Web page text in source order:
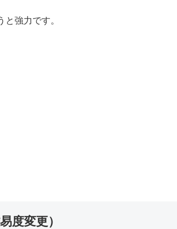
強力です。
度変更）